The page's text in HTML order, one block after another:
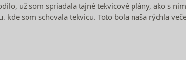
už som spriadala tajné tekvicové plány, ako s
som schovala tekvicu. Toto bola naša rýchla